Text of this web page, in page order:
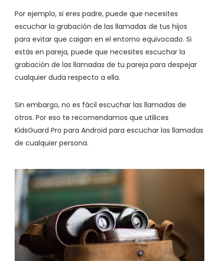
Por ejemplo, si eres padre, puede que necesites
escuchar la grabación de las llamadas de tus hijos
para evitar que caigan en el entorno equivocado. Si
estás en pareja, puede que necesites escuchar la
grabación de las llamadas de tu pareja para despejar
cualquier duda respecto a ella.
Sin embargo, no es fácil escuchar las llamadas de
otros. Por eso te recomendamos que utilices
KidsGuard Pro para Android para escuchar las llamadas
de cualquier persona.